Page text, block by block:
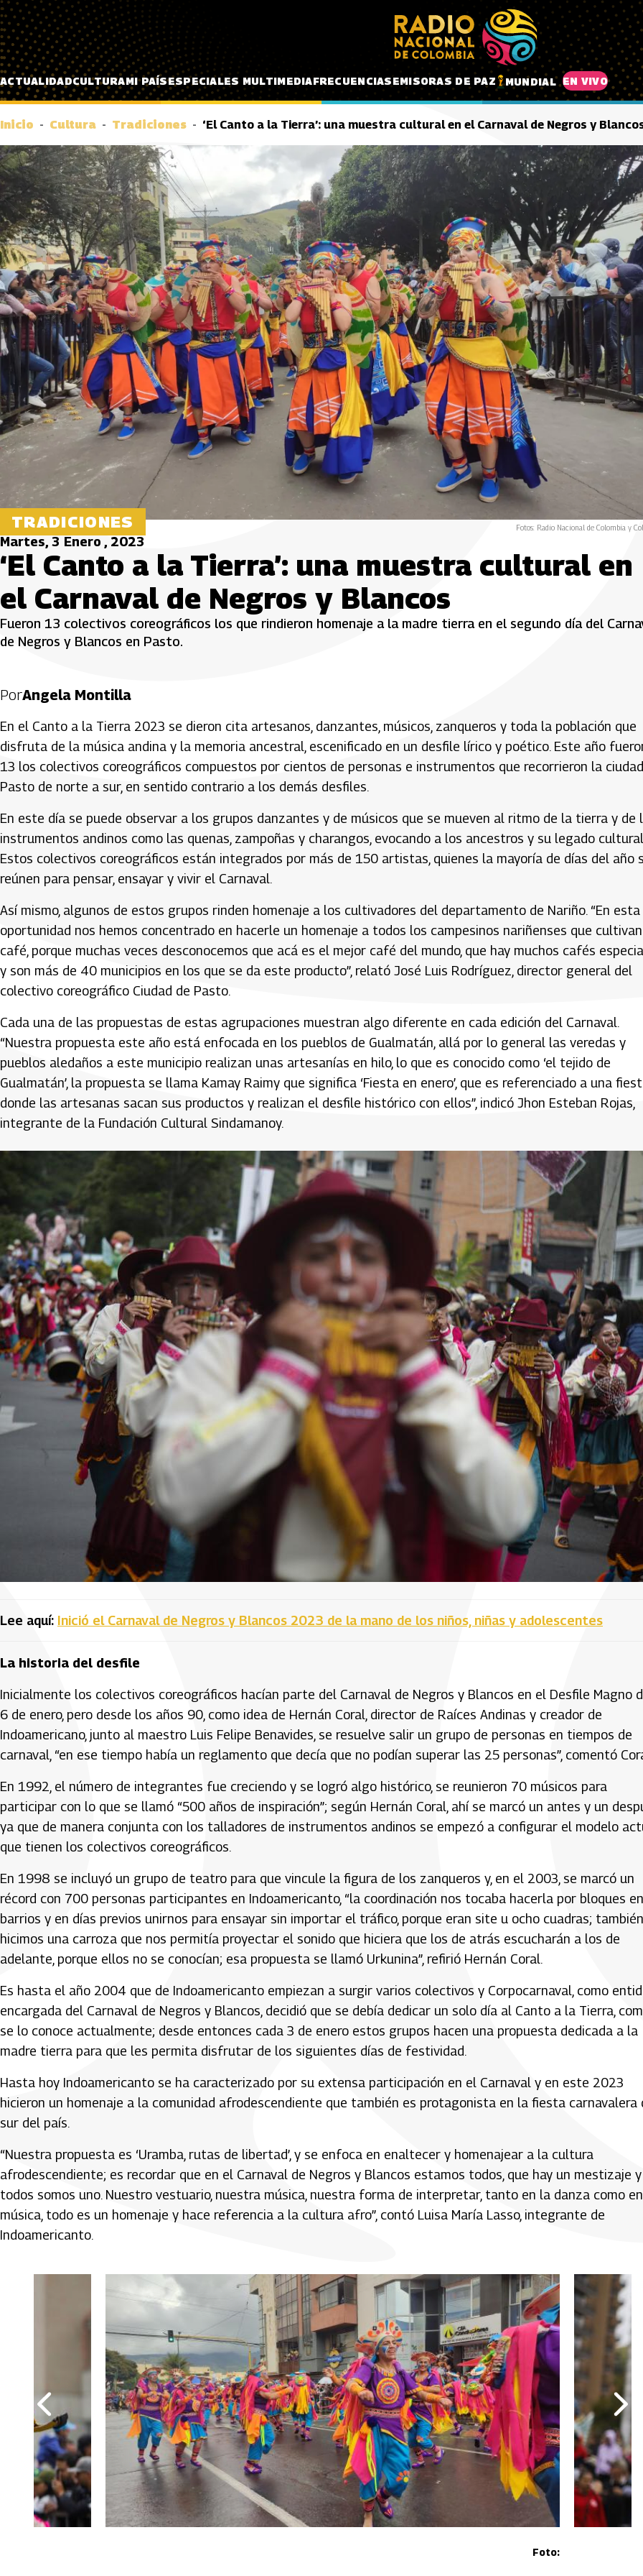
Pasar al contenido principal
ACTUALIDADCULTURAMI PAÍSESPECIALES MULTIMEDIAFRECUENCIASEMISORAS DE PAZ MUNDIAL EN VIVO
Inicio Cultura Tradiciones ‘El Canto a la Tierra’: una muestra cultural en el Carnaval de Negros y
TRADICIONES Fotos: Radio Nacional de Colombia y
Martes, 3 Enero , 2023
‘El Canto a la Tierra’: una muestra cultural en
el Carnaval de Negros y Blancos
Fueron 13 colectivos coreográficos los que rindieron homenaje a la madre tierra en el segundo día del
de Negros y Blancos en Pasto.
PorAngela Montilla
En el Canto a la Tierra 2023 se dieron cita artesanos, danzantes, músicos, zanqueros y toda la población que
disfruta de la música andina y la memoria ancestral, escenificado en un desfile lírico y poético. Este año
13 los colectivos coreográficos compuestos por cientos de personas e instrumentos que recorrieron la
Pasto de norte a sur, en sentido contrario a los demás desfiles.
En este día se puede observar a los grupos danzantes y de músicos que se mueven al ritmo de la tierra y de
instrumentos andinos como las quenas, zampoñas y charangos, evocando a los ancestros y su legado
Estos colectivos coreográficos están integrados por más de 150 artistas, quienes la mayoría de días del año
reúnen para pensar, ensayar y vivir el Carnaval.
Así mismo, algunos de estos grupos rinden homenaje a los cultivadores del departamento de Nariño. “En esta
oportunidad nos hemos concentrado en hacerle un homenaje a todos los campesinos nariñenses que
café, porque muchas veces desconocemos que acá es el mejor café del mundo, que hay muchos cafés
y son más de 40 municipios en los que se da este producto”, relató José Luis Rodríguez, director general del
colectivo coreográfico Ciudad de Pasto.
Cada una de las propuestas de estas agrupaciones muestran algo diferente en cada edición del Carnaval.
“Nuestra propuesta este año está enfocada en los pueblos de Gualmatán, allá por lo general las veredas y
pueblos aledaños a este municipio realizan unas artesanías en hilo, lo que es conocido como ‘el tejido de
Gualmatán’, la propuesta se llama Kamay Raimy que significa ‘Fiesta en enero’, que es referenciado a una
donde las artesanas sacan sus productos y realizan el desfile histórico con ellos”, indicó Jhon Esteban Rojas,
integrante de la Fundación Cultural Sindamanoy.
Lee aquí: Inició el Carnaval de Negros y Blancos 2023 de la mano de los niños, niñas y adolescentes
La historia del desfile
Inicialmente los colectivos coreográficos hacían parte del Carnaval de Negros y Blancos en el Desfile Magno
6 de enero, pero desde los años 90, como idea de Hernán Coral, director de Raíces Andinas y creador de
Indoamericano, junto al maestro Luis Felipe Benavides, se resuelve salir un grupo de personas en tiempos de
carnaval, “en ese tiempo había un reglamento que decía que no podían superar las 25 personas”, comentó
En 1992, el número de integrantes fue creciendo y se logró algo histórico, se reunieron 70 músicos para
participar con lo que se llamó “500 años de inspiración”; según Hernán Coral, ahí se marcó un antes y un
ya que de manera conjunta con los talladores de instrumentos andinos se empezó a configurar el modelo
que tienen los colectivos coreográficos.
En 1998 se incluyó un grupo de teatro para que vincule la figura de los zanqueros y, en el 2003, se marcó un
récord con 700 personas participantes en Indoamericanto, “la coordinación nos tocaba hacerla por bloques
barrios y en días previos unirnos para ensayar sin importar el tráfico, porque eran site u ocho cuadras; también
hicimos una carroza que nos permitía proyectar el sonido que hiciera que los de atrás escucharán a los de
adelante, porque ellos no se conocían; esa propuesta se llamó Urkunina”, refirió Hernán Coral.
Es hasta el año 2004 que de Indoamericanto empiezan a surgir varios colectivos y Corpocarnaval, como
encargada del Carnaval de Negros y Blancos, decidió que se debía dedicar un solo día al Canto a la Tierra,
se lo conoce actualmente; desde entonces cada 3 de enero estos grupos hacen una propuesta dedicada a la
madre tierra para que les permita disfrutar de los siguientes días de festividad.
Hasta hoy Indoamericanto se ha caracterizado por su extensa participación en el Carnaval y en este 2023
hicieron un homenaje a la comunidad afrodescendiente que también es protagonista en la fiesta carnavalera
sur del país.
“Nuestra propuesta es ‘Uramba, rutas de libertad’, y se enfoca en enaltecer y homenajear a la cultura
afrodescendiente; es recordar que en el Carnaval de Negros y Blancos estamos todos, que hay un mestizaje y
todos somos uno. Nuestro vestuario, nuestra música, nuestra forma de interpretar, tanto en la danza como
música, todo es un homenaje y hace referencia a la cultura afro”, contó Luisa María Lasso, integrante de
Indoamericanto.